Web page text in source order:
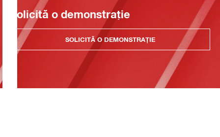
Solicită o demonstrație
SOLICITĂ O DEMONSTRAȚIE